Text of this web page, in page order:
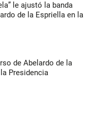
le ajustó la banda
de la Espriella en la
de Abelardo de la
Presidencia